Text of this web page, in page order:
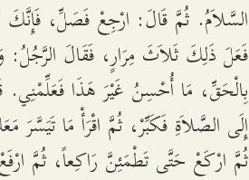
السَّلاَمُ. ثُمَّ قَالَ: ارْجِعْ فَصَلِّ،
فَعَلَ ذَلِكَ ثَلاَثَ مِرَارٍ، فَقَالَ
بِالْحَقِّ، مَا أُحْسِنُ غَيْرَ هَذَا
إِلَى الصَّلاَةِ فَكَبِّرْ، ثُمَّ اقْرَأْ مَا تَيَسَّرَ
ثُمَّ ارْكَعْ حَتَّى تَطْمَئِنَّ رَاكِعاً، ثُمَّ